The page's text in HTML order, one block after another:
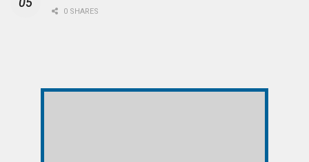
0 SHARES